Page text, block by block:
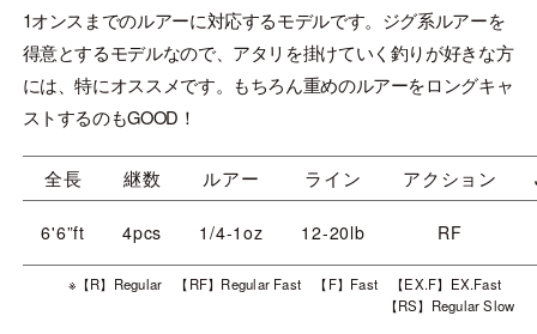
1オンスまでのルアーに対応するモデルです。ジグ系ルアーを
得意とするモデルなので、アタリを掛けていく釣りが好きな方
には、特にオススメです。もちろん重めのルアーをロングキャ
ストするのもGOOD！
全長 継数 ルアー ライン アクション
6'6”ft 4pcs 1/4-1oz 12-20lb RF
※【R】Regular 【RF】Regular Fast 【F】Fast 【EX.F】EX.Fast
【RS】Regular Slow